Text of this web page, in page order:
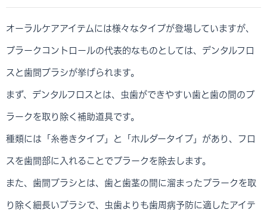
オーラルケアアイテムには様々なタイプが登場していますが、
プラークコントロールの代表的なものとしては、デンタルフロ
スと歯間ブラシが挙げられます。
まず、デンタルフロスとは、虫歯ができやすい歯と歯の間のプ
ラークを取り除く補助道具です。
種類には「糸巻きタイプ」と「ホルダータイプ」があり、フロ
スを歯間部に入れることでプラークを除去します。
また、歯間ブラシとは、歯と歯茎の間に溜まったプラークを取
り除く細長いブラシで、虫歯よりも歯周病予防に適したアイテ